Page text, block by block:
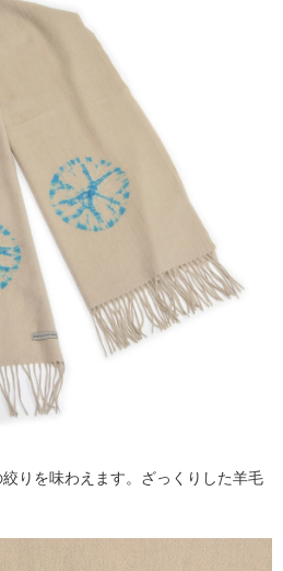
りを味わえます。ざっくりした羊毛